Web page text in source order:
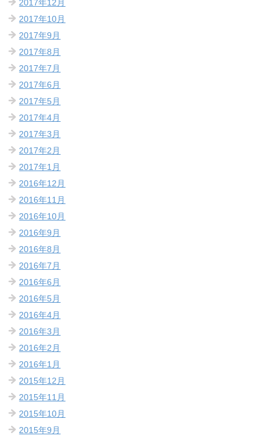
2017年12月
2017年10月
2017年9月
2017年8月
2017年7月
2017年6月
2017年5月
2017年4月
2017年3月
2017年2月
2017年1月
2016年12月
2016年11月
2016年10月
2016年9月
2016年8月
2016年7月
2016年6月
2016年5月
2016年4月
2016年3月
2016年2月
2016年1月
2015年12月
2015年11月
2015年10月
2015年9月